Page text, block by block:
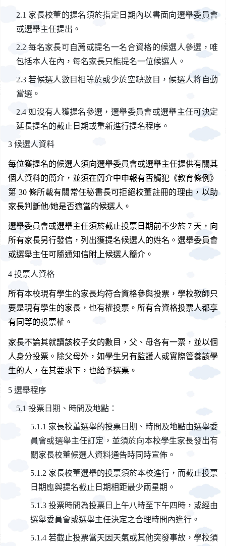
家長校董的提名須於指定日期內以書面向選舉委員會
或選舉主任提出。
每名家長可自薦或提名一名合資格的候選人參選，唯
包括本人在內，每名家長只能提名一位候選人。
若候選人數目相等於或少於空缺數目，候選人將自動
當選。
如沒有人獲提名參選，選舉委員會或選舉主任可決定
延長提名的截止日期或重新進行提名程序。
候選人資料
每位獲提名的候選人須向選舉委員會或選舉主任提供有關其
個人資料的簡介，並須在簡介中申報有否觸犯《教育條例》
第 30 條所載有關常任秘書長可拒絕校董註冊的理由，以助
家長判斷他/她是否適當的候選人。
選舉委員會或選舉主任須於截止投票日期前不少於 7 天，向
所有家長另行發信，列出獲提名候選人的姓名。選舉委員會
或選舉主任可隨通知信附上候選人簡介。
投票人資格
所有本校現有學生的家長均符合資格參與投票，學校教師只
要是現有學生的家長，也有權投票。所有合資格投票人都享
有同等的投票權。
家長不論其就讀該校子女的數目，父、母各有一票，並以個
人身分投票。除父母外，如學生另有監護人或實際管養該學
生的人，在其要求下，也給予選票。
選舉程序
投票日期、時間及地點：
家長校董選舉的投票日期、時間及地點由選舉委
員會或選舉主任訂定，並須於向本校學生家長發出有
關家長校董候選人資料通告時同時宣佈。
家長校董選舉的投票須於本校進行，而截止投票
日期應與提名截止日期相距最少兩星期。
投票時間為投票日上午八時至下午四時，或經由
選舉委員會或選舉主任決定之合理時間內進行。
若截止投票當天因天氣或其他突發事故，學校須